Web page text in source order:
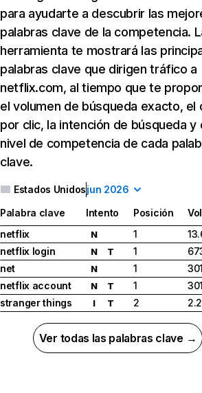
para ayudarte a descubrir las
palabras clave de la competencia.
herramienta te mostrará las
palabras clave que dirigen tráfico a
netflix.com, al tiempo que te
el volumen de búsqueda exacto, el
por clic, la intención de búsqueda y
nivel de competencia de cada
clave.
Estados Unidosjun 2026
Palabra clave Intento Posición
netflix
N 1
netflix login
N T 1
net
N 1
netflix account
N T 1
stranger things
I T 2
Ver todas las palabras clave →